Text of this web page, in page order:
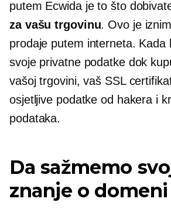
putem Ecwida je to što
za vašu trgovinu. Ovo je
prodaje putem interneta. Kada
svoje privatne podatke dok
vašoj trgovini, vaš SSL
osjetljive podatke od hakera i
podataka.
Da sažmemo
znanje o domeni